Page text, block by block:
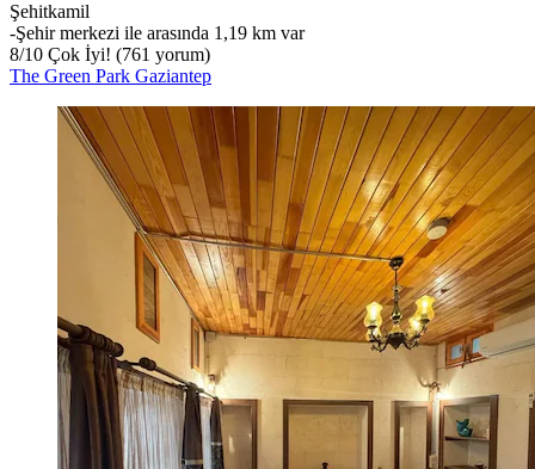
Şehitkamil
‐Şehir merkezi ile arasında 1,19 km var
8/10 Çok İyi! (761 yorum)
The Green Park Gaziantep